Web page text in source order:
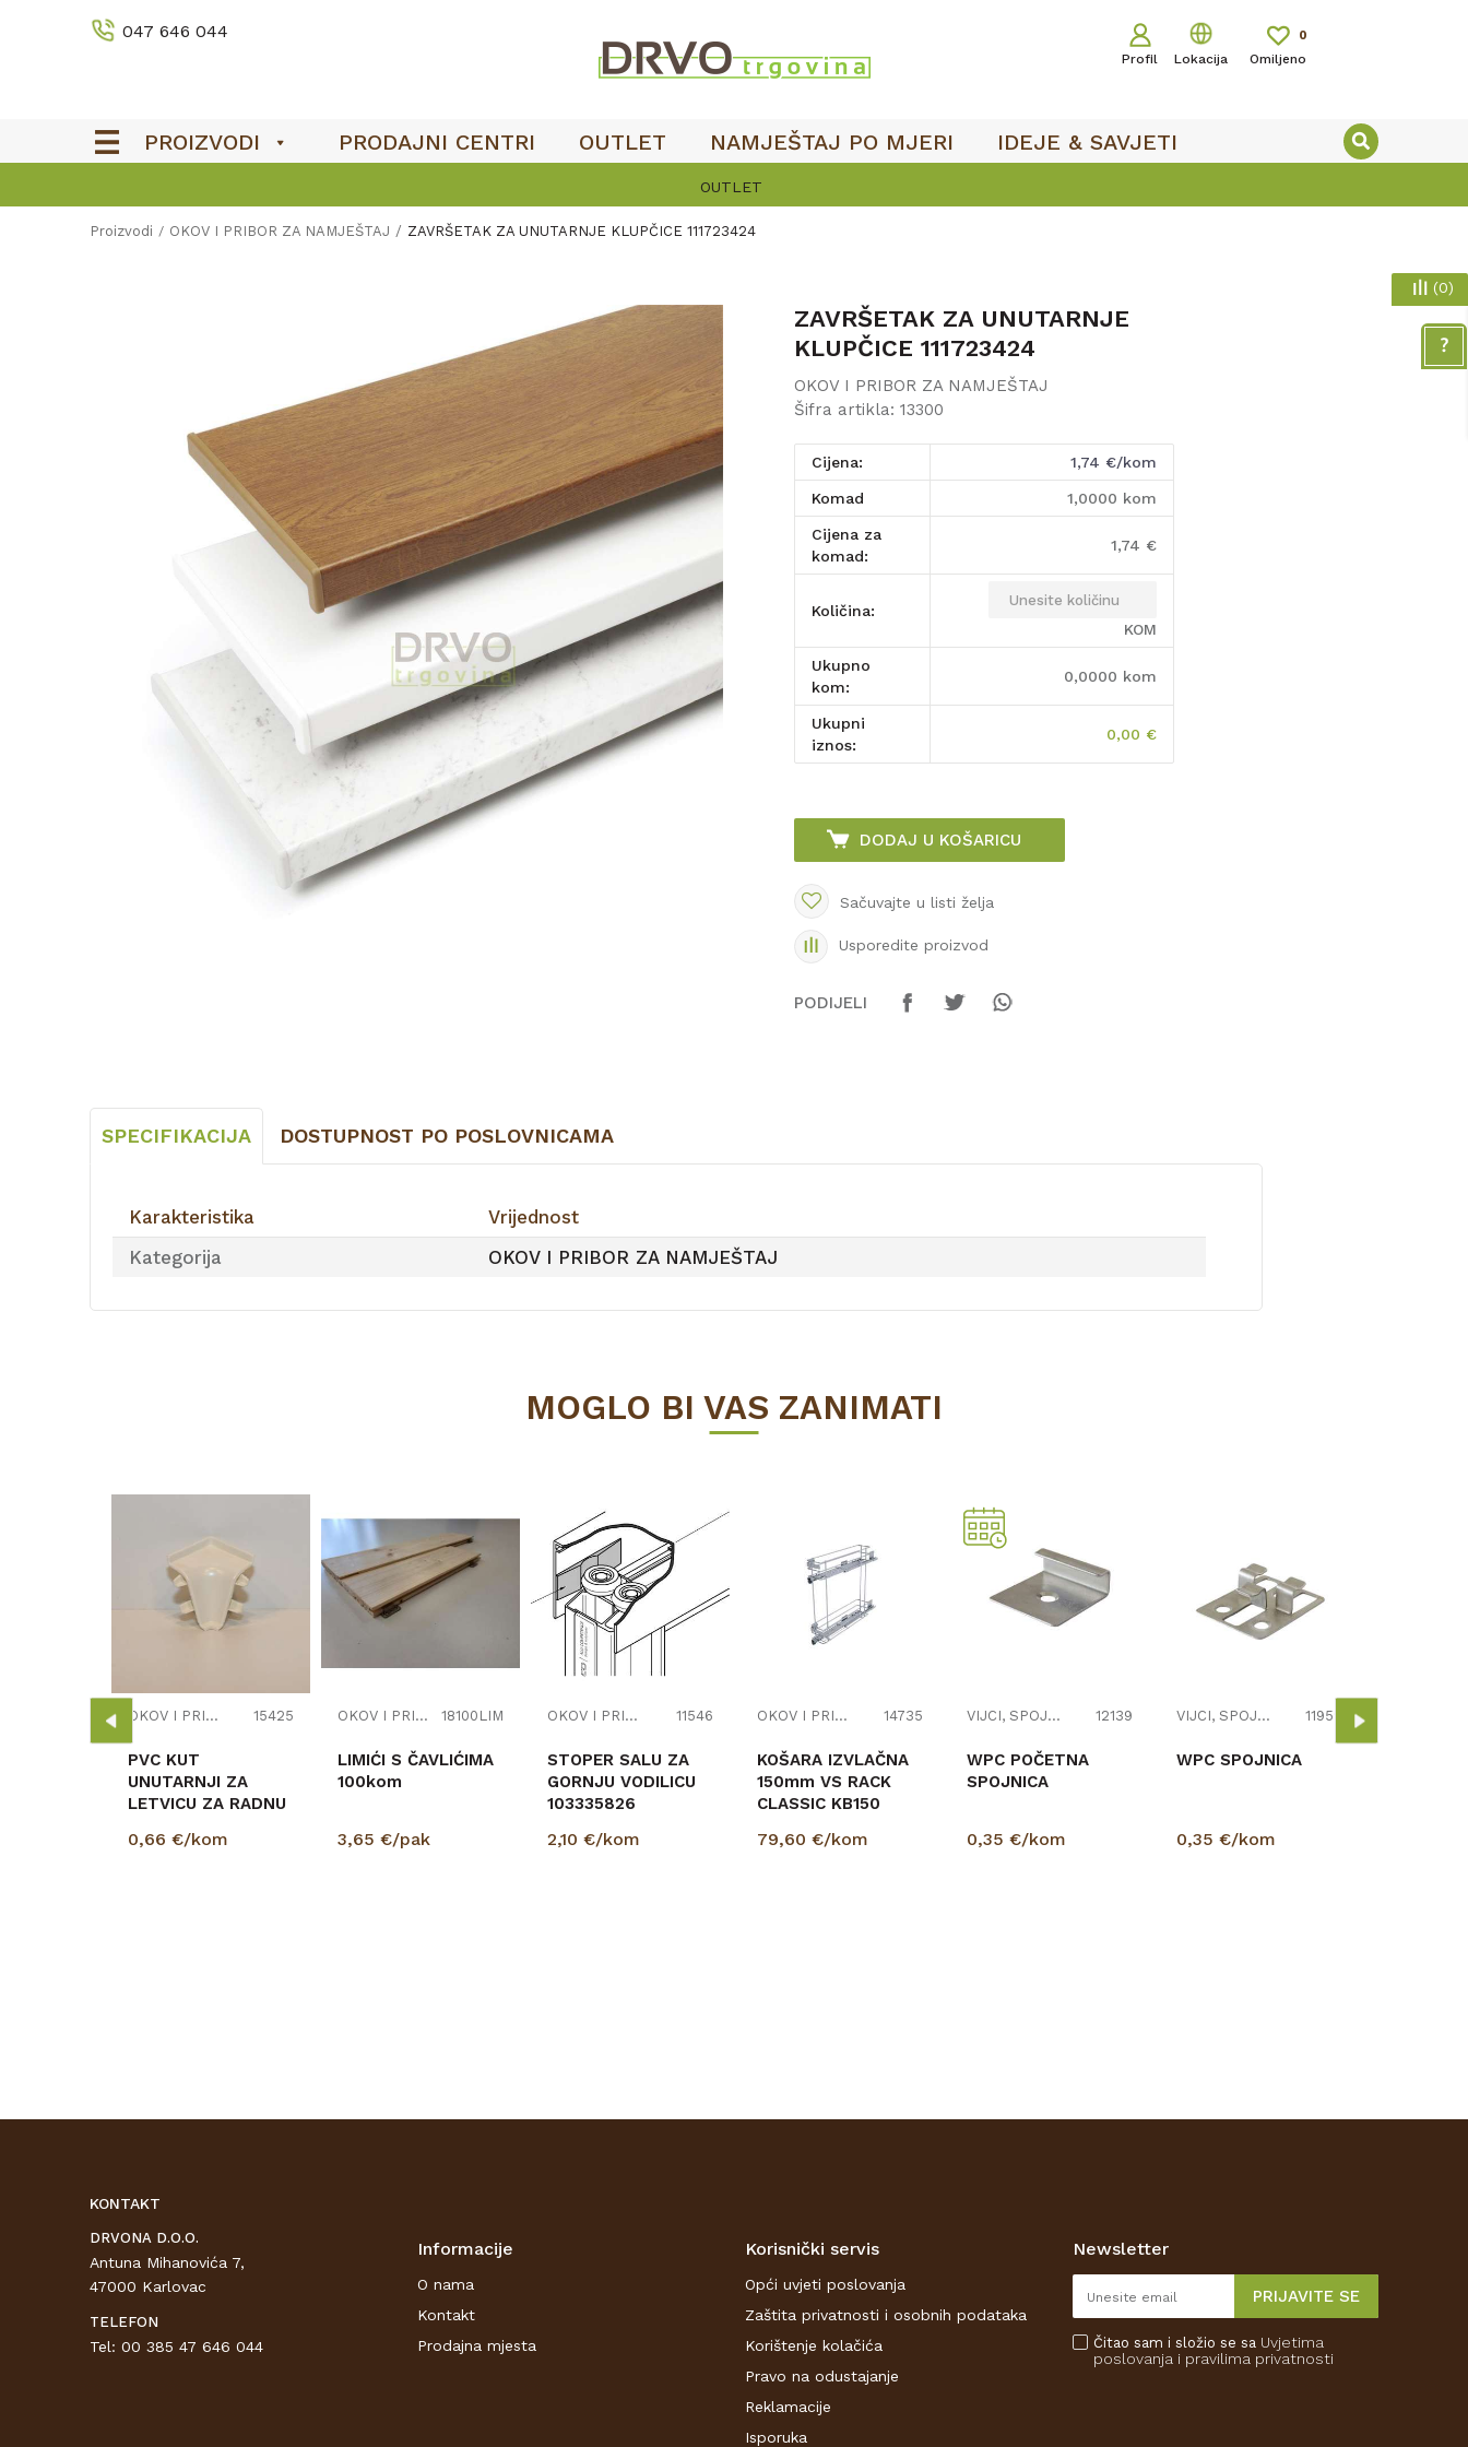
047 646 044
Profil Lokacija Omiljeno
0
PROIZVODI PRODAJNI CENTRI OUTLET NAMJEŠTAJ PO MJERI IDEJE & SAVJETI
OUTLET
Proizvodi OKOV I PRIBOR ZA NAMJEŠTAJ ZAVRŠETAK ZA UNUTARNJE KLUPČICE 111723424
ZAVRŠETAK ZA UNUTARNJE
KLUPČICE 111723424
OKOV I PRIBOR ZA NAMJEŠTAJ
Šifra artikla: 13300
Cijena: 1,74 €/kom
komad 1,0000 kom
Cijena za
komad:
1,74 €
Količina:
KOM
Ukupno
kom:
0,0000 kom
Ukupni
iznos:
0,00 €
DODAJ U KOŠARICU
Sačuvajte u listi želja
Usporedite proizvod
PODIJELI
SPECIFIKACIJA DOSTUPNOST PO POSLOVNICAMA
Karakteristika
Vrijednost
Kategorija
OKOV I PRIBOR ZA NAMJEŠTAJ
MOGLO BI VAS ZANIMATI
OKOV I PRIBOR ZA NAMJEŠTAJ 15425
PVC KUT
UNUTARNJI ZA
LETVICU ZA RADNU
0,66 €/kom
OKOV I PRIBOR ZA NAMJEŠTAJ 18100LIM
LIMIĆI S ČAVLIĆIMA
100kom
3,65 €/pak
OKOV I PRIBOR ZA NAMJEŠTAJ 11546
STOPER SALU ZA
GORNJU VODILICU
103335826
2,10 €/kom
OKOV I PRIBOR ZA NAMJEŠTAJ 14735
KOŠARA IZVLAČNA
150mm VS RACK
CLASSIC KB150
79,60 €/kom
VIJCI, SPOJNICE I TIPLE 12139
WPC POČETNA
SPOJNICA
0,35 €/kom
VIJCI, SPOJNICE I TIPLE 11959
WPC SPOJNICA
0,35 €/kom
(0)
KONTAKT
DRVONA D.O.O.
Antuna Mihanovića 7,
47000 Karlovac
TELEFON
Tel: 00 385 47 646 044
Informacije
O nama
Kontakt
Prodajna mjesta
Korisnički servis
Opći uvjeti poslovanja
Zaštita privatnosti i osobnih podataka
Korištenje kolačića
Pravo na odustajanje
Reklamacije
Isporuka
Newsletter
PRIJAVITE SE
Čitao sam i složio se sa Uvjetima
poslovanja i pravilima privatnosti